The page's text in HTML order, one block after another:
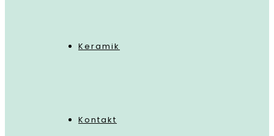
Keramik
Kontakt